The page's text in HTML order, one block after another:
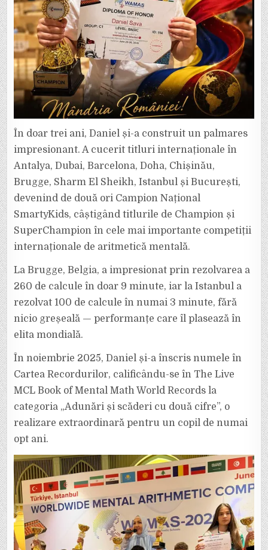
În doar trei ani, Daniel și-a construit un palmares
impresionant. A cucerit titluri internaționale în
Antalya, Dubai, Barcelona, Doha, Chișinău,
Brugge, Sharm El Sheikh, Istanbul și București,
devenind de două ori Campion Național
SmartyKids, câștigând titlurile de Champion și
SuperChampion în cele mai importante competiții
internaționale de aritmetică mentală.
La Brugge, Belgia, a impresionat prin rezolvarea a
260 de calcule în doar 9 minute, iar la Istanbul a
rezolvat 100 de calcule în numai 3 minute, fără
nicio greșeală — performanțe care îl plasează în
elita mondială.
În noiembrie 2025, Daniel și-a înscris numele în
Cartea Recordurilor, calificându-se în The Live
MCL Book of Mental Math World Records la
categoria „Adunări și scăderi cu două cifre”, o
realizare extraordinară pentru un copil de numai
opt ani.